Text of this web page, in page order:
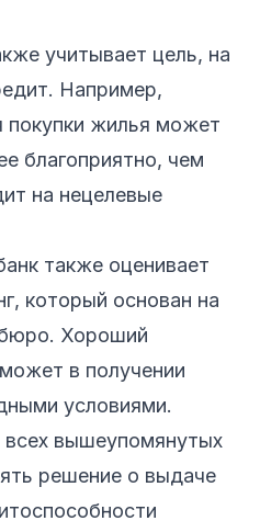
учитывает цель, на
Например,
покупки жилья может
благоприятно, чем
на нецелевые
также оценивает
который основан на
Хороший
в получении
условиями.
всех вышеупомянутых
решение о выдаче